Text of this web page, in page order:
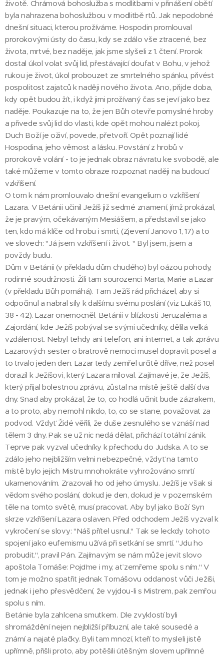
životě. Chrámová bohoslužba s modlitbami v přinášení obětí
byla nahrazena bohoslužbou v modlitbě rtů. Jak nepodobné
dnešní situaci, kterou prožíváme. Hospodin promlouval
prorokovými ústy do času, kdy se zdálo vše ztracené, bez
života, mrtvé, bez naděje, jak jsme slyšeli z 1. čtení. Prorok
dostal úkol volat svůj lid, přestávající doufat v Bohu, v jehož
rukou je život, úkol probouzet ze smrtelného spánku, přivést
pospolitost zajatců k naději nového života. Ano, přijde doba,
kdy opět budou žít, i když jimi prožívaný čas se jeví jako bez
naděje. Poukazuje na to, že jen Bůh otevře pomyslné hroby
a přivede svůj lid do vlasti, kde opět mohou nalézt pokoj.
Duch Boží je oživí, povede, přetvoří. Opět poznají lidé
Hospodina, jeho věrnost a lásku. Povstání z hrobů v
prorokově volání - to je jednak obraz návratu ke svobodě, ale
také můžeme v tomto obraze rozpoznat naději na budoucí
vzkříšení.
O tom k nám promlouvalo dnešní evangelium o vzkříšení
Lazara. V Betánii učinil Ježíš již sedmé znamení, jímž prokázal,
že je pravým, očekávaným Mesiášem, a představil se jako
ten, kdo má klíče od hrobu i smrti, (Zjevení Janovo 1, 17) a to
ve slovech: "Já jsem vzkříšení i život. " Byl jsem, jsem a
povždy budu.
Dům v Betánii (v překladu dům chudého) byl oázou pohody,
rodinné soudržnosti. Žili tam sourozenci Marta, Marie a Lazar
(v překladu Bůh pomáhá). Tam Ježíš rád přicházel, aby si
odpočinul a nabral síly k dalšímu svému poslání (viz Lukáš 10,
38 - 42). Lazar onemocněl. Betánii v blízkosti Jeruzaléma a
Zajordání, kde Ježíš pobýval se svými učedníky, dělila velká
vzdálenost. Nebyl tehdy ani telefon, ani internet, a tak zprávu
Lazarových sester o bratrově nemoci musel dopravit posel a
to trvalo jeden den. Lazar tedy zemřel určitě dříve, než posel
dorazil k Ježíšovi, který Lazara miloval. Zajímavé je, že Ježíš,
který přijal bolestnou zprávu, zůstal na místě ještě další dva
dny. Snad aby prokázal, že to, co hodlá učinit bude zázrakem,
a to proto, aby nemohl nikdo, to, co se stane, považovat za
podvod. Vždyť Židé věřili, že duše zesnulého se vznáší nad
tělem 3 dny. Pak se už nic nedá dělat, přichází totální zánik.
Teprve pak vyzval učedníky k přechodu do Judska. A to se
zdálo jeho nejbližším velmi nebezpečné, vždyť na tamto
místě bylo jejich Mistru mnohokráte vyhrožováno smrtí
ukamenováním. Zrazovali ho od jeho úmyslu. Ježíš je však si
vědom svého poslání, dokud je den, dokud je v pozemském
těle na tomto světě, musí pracovat. Aby byl jako Boží Syn
skrze vzkříšení Lazara oslaven. Před odchodem Ježíš vyzval k
vykročení se slovy: "Náš přítel usnul." Tak se leckdy tohoto
spojení jako eufemismu užívá při setkání se smrtí. "Jdu ho
probudit.", pravil Pán. Zajímavým se nám může jevit slovo
apoštola Tomáše: Pojďme i my, ať zemřeme spolu s ním." V
tom je možno spatřit jednak Tomášovu oddanost vůči Ježíši,
jednak i jeho přesvědčení, že vyjdou-li s Mistrem, pak zemřou
spolu s ním.
Betánie byla zahlcena smutkem. Dle zvyklostí byli
shromáždění nejen nejbližší příbuzní, ale také sousedé a
známí a najaté plačky. Byli tam mnozí, kteří to mysleli jistě
upřímně, přišli proto, aby potěšili útěšným slovem upřímné